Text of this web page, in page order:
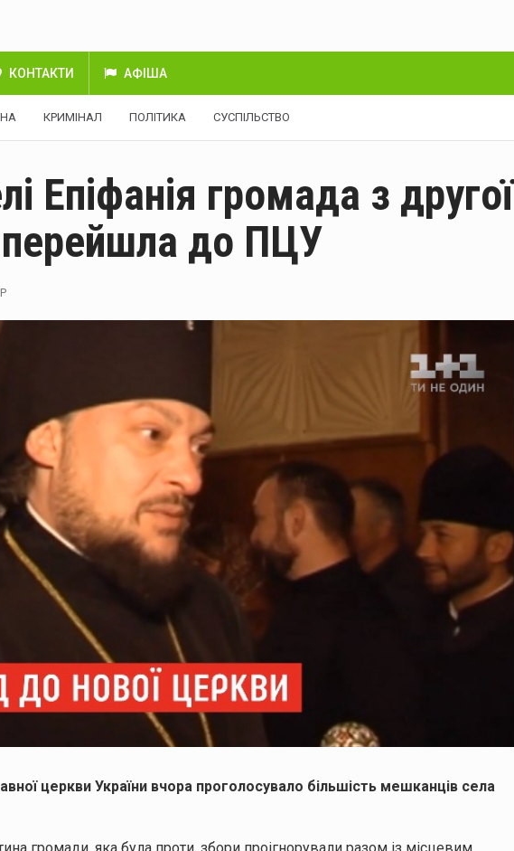
КОНТАКТИ АФІША
КРИМІНАЛ ПОЛІТИКА СУСПІЛЬСТВО
Епіфанія громада з другої
перейшла до ПЦУ
церкви України вчора проголосувало більшість мешканців села